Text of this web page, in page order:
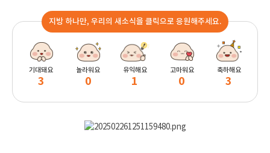
지방 하나만, 우리의 새소식을 클릭으로 응원해주세요.
기대돼요
3
놀라워요
0
유익해요
1
고마워요
0
축하해요
3